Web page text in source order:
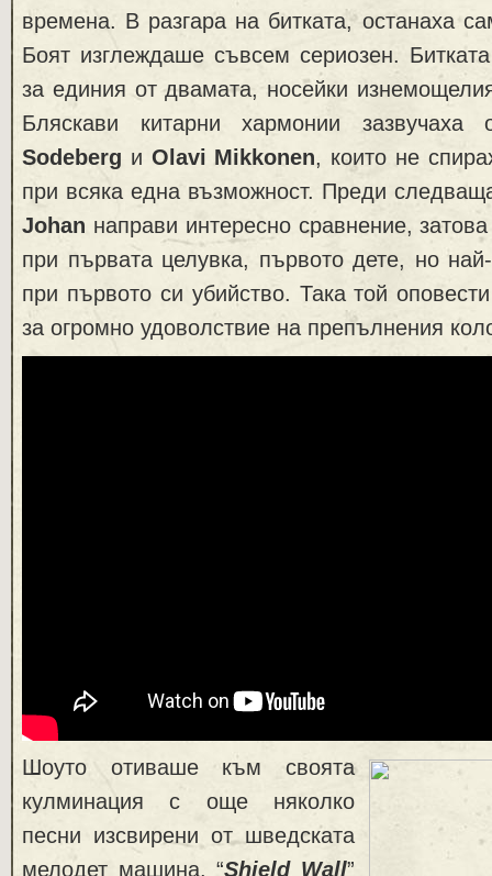
времена. В разгара на битката, останаха
Боят изглеждаше съвсем сериозен.
за единия от двамата, носейки
Бляскави китарни хармонии зазвучаха
Sodeberg и Olavi Mikkonen, които не
при всяка една възможност. Преди
Johan направи интересно сравнение,
при първата целувка, първото дете, но
при първото си убийство. Така той
за огромно удоволствие на препълнения
Шоуто отиваше към своята
кулминация с още няколко
песни изсвирени от шведската
мелодет машина. “Shield Wall”